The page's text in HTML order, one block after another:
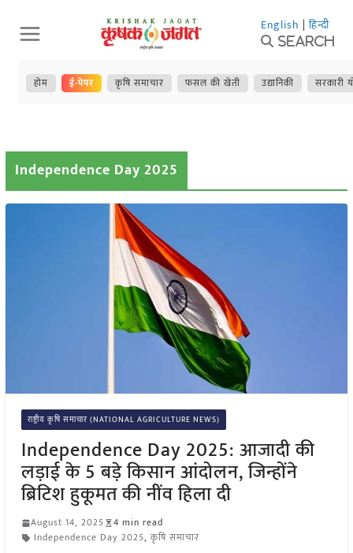
Skip
to
content
English | हिन्दी
Search
होम ई-पेपर कृषि समाचार फसल की खेती उद्यानिकी सरकारी
Independence Day 2025
राष्ट्रीय कृषि समाचार (NATIONAL AGRICULTURE NEWS)
Independence Day 2025: आजादी की
लड़ाई के 5 बड़े किसान आंदोलन, जिन्होंने
ब्रिटिश हुकूमत की नींव हिला दी
August 14, 2025
4 min read
Independence Day 2025, कृषि समाचार